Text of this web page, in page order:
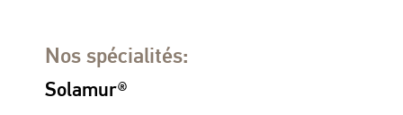
Nos spécialités:
Solamur®